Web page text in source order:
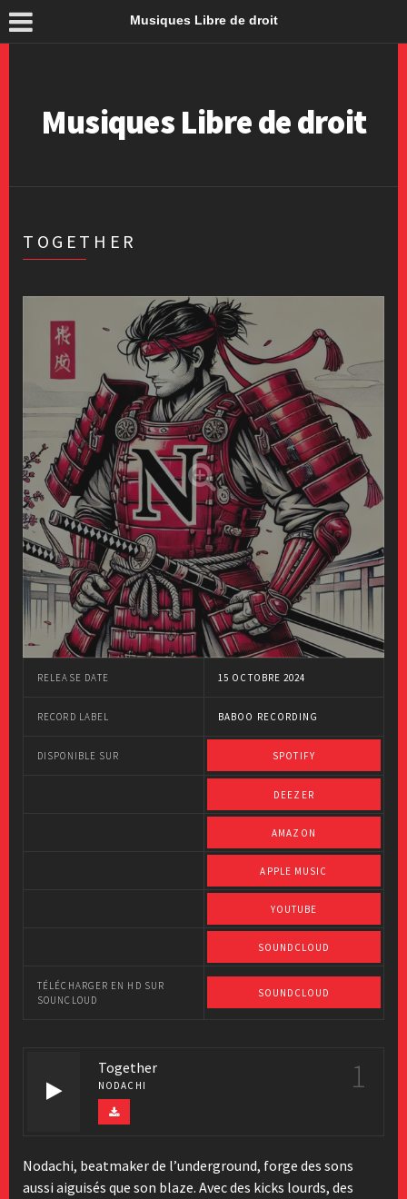
Musiques Libre de droit
Musiques Libre de droit
TOGETHER
RELEASE DATE 15 OCTOBRE 2024
RECORD LABEL BABOO RECORDING
DISPONIBLE SUR SPOTIFY
DEEZER
AMAZON
APPLE MUSIC
YOUTUBE
SOUNDCLOUD
TÉLÉCHARGER EN HD SUR
SOUNCLOUD
SOUNDCLOUD
Together
NODACHI 1
Nodachi, beatmaker de l’underground, forge des sons
aussi aiguisés que son blaze. Avec des kicks lourds, des